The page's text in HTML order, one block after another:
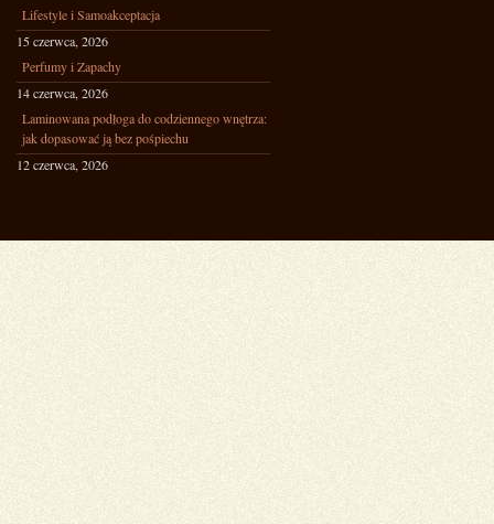
Lifestyle i Samoakceptacja
15 czerwca, 2026
Perfumy i Zapachy
14 czerwca, 2026
Laminowana podłoga do codziennego wnętrza:
jak dopasować ją bez pośpiechu
12 czerwca, 2026